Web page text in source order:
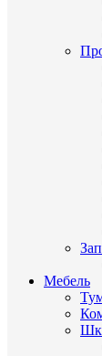
Мебель